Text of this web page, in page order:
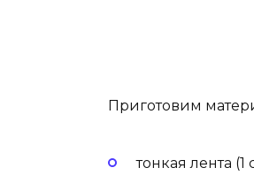
Приготовим
тонкая лента